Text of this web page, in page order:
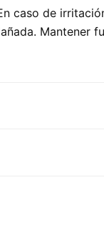
caso de
Mantener